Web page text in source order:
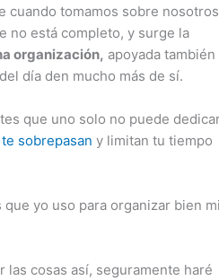
cuando tomamos sobre nosotros
no está completo, y surge la
organización, apoyada también
día den mucho más de sí.
que uno solo no puede
sobrepasan y limitan tu tiempo
yo uso para organizar bien mi
las cosas así, seguramente haré